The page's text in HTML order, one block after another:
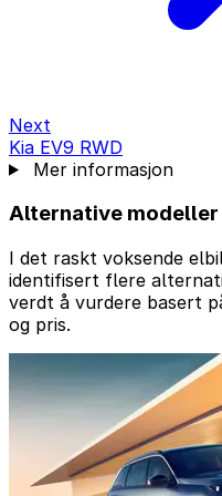
Next
Kia EV9 RWD
Mer informasjon
Alternative modeller
I det raskt voksende
identifisert flere
verdt å vurdere basert
og pris.